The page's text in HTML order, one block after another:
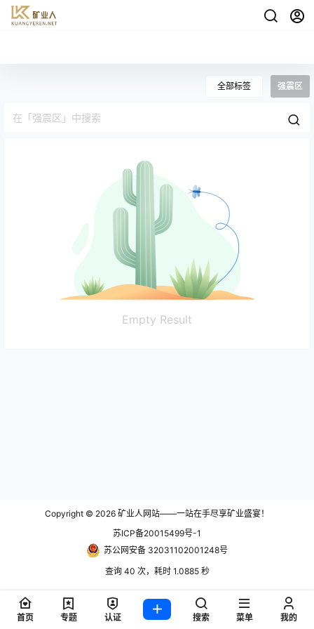
全部标签 强震区
Empty Result
Copyright © 2026 矿业人网站——一站在手尽享矿业盛宴！
苏ICP备20015499号-1
苏公网安备 32031102001248号
查询 40 次，耗时 1.0885 秒
首页 专题 认证 搜索 菜单 我的